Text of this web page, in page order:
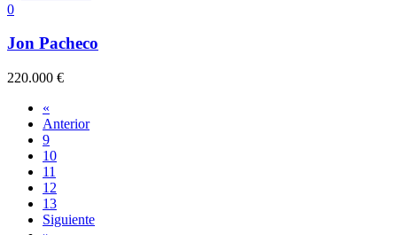
0
Jon Pacheco
220.000 €
«
Anterior
9
10
11
12
13
Siguiente